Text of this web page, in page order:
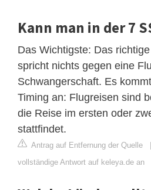
Kann man in der 7
Das Wichtigste: Das
spricht nichts gegen eine
Schwangerschaft. Es
Timing an: Flugreisen sind
die Reise im ersten oder
stattfindet.
Antrag auf Entfernung der Quelle
vollständige Antwort auf keleya.de an